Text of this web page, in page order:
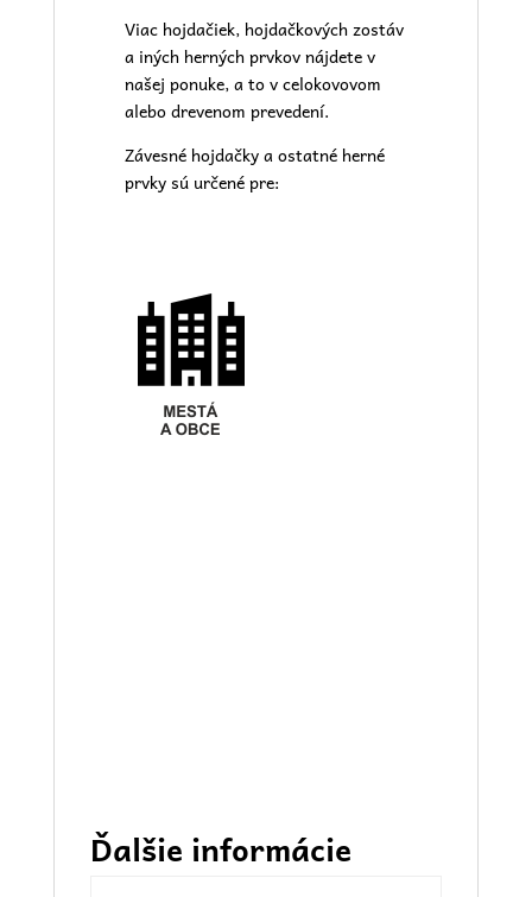
Viac hojdačiek, hojdačkových zostáv
a iných herných prvkov nájdete v
našejponuke, a to v celokovovom
alebo drevenom prevedení.
Závesné hojdačky a ostatné herné
prvky sú určené pre:
Ďalšie informácie